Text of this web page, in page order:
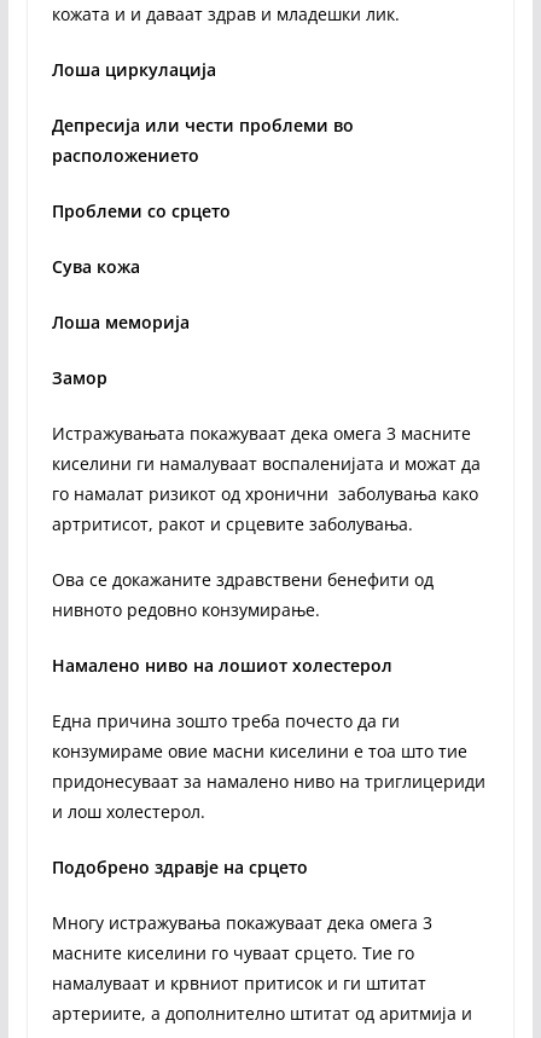
кожата и и даваат здрав и младешки лик.
Лоша циркулација
Депресија или чести проблеми во
расположението
Проблеми со срцето
Сува кожа
Лоша меморија
Замор
Истражувањата покажуваат дека омега 3 масните
киселини ги намалуваат воспаленијата и можат да
го намалат ризикот од хронични заболувања како
артритисот, ракот и срцевите заболувања.
Ова се докажаните здравствени бенефити од
нивното редовно конзумирање.
Намалено ниво на лошиот холестерол
Една причина зошто треба почесто да ги
конзумираме овие масни киселини е тоа што тие
придонесуваат за намалено ниво на триглицериди
и лош холестерол.
Подобрено здравје на срцето
Многу истражувања покажуваат дека омега 3
масните киселини го чуваат срцето. Тие го
намалуваат и крвниот притисок и ги штитат
артериите, а дополнително штитат од аритмија и